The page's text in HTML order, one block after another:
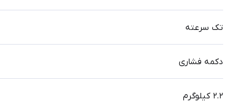
تک سرعته
دکمه فشاری
۲.۲ کیلوگرم